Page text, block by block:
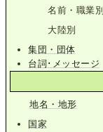
名前・職業別
大陸別
集団・団体
台詞･メッセージ
地名・地形
国家